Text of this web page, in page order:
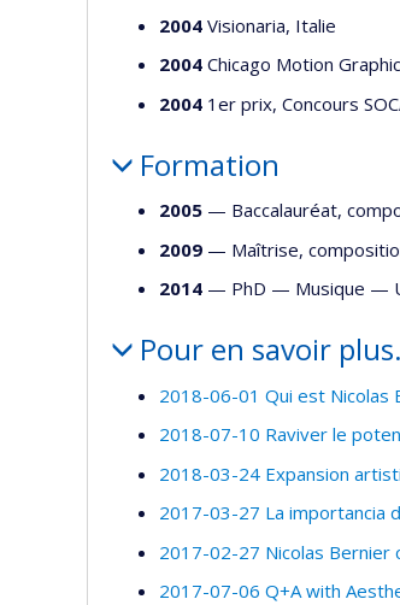
2004 Visionaria, Italie
2004 Chicago Motion
2004 1er prix, Concours
Formation
2005 — Baccalauréat,
2009 — Maîtrise,
2014 — PhD — Musique —
Pour en savoir
2018-06-01 Qui est Nicolas
2018-07-10 Raviver le
2018-03-24 Expansion
2017-03-27 La importancia
2017-02-27 Nicolas Bernier
2017-07-06 Q+A with